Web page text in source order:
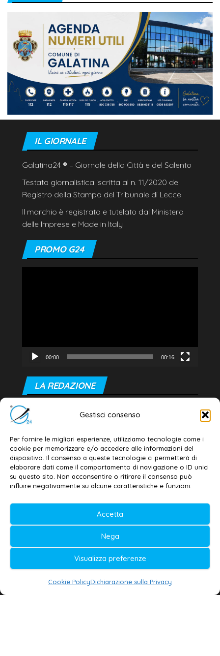
Gestisci consenso
Per fornire le migliori esperienze, utilizziamo tecnologie come i
cookie per memorizzare e/o accedere alle informazioni del
dispositivo. Il consenso a queste tecnologie ci permetterà di
elaborare dati come il comportamento di navigazione o ID unici
su questo sito. Non acconsentire o ritirare il consenso può
influire negativamente su alcune caratteristiche e funzioni.
Accetta
Nega
Visualizza preferenze
Cookie PolicyDichiarazione sulla Privacy
IL GIORNALE
Galatina24 ® – Giornale della Città e del Salento
Testata giornalistica iscritta al n. 11/2020 del
Registro della Stampa del Tribunale di Lecce
Il marchio è registrato e tutelato dal Ministero
delle Imprese e Made in Italy
PROMO G24
00:00 00:16
LA REDAZIONE
Editore e direttore responsabile:
Dott. Daniele G. Masciullo
Email: redazione@galatina24.it
Contatti –Disclaimer
Privacy policy –Cookie policy
Testata iscritta al n. 11/2020 Registro della
Stampa Tribunale di Lecce
Editore e direttore responsabile:
Daniele G. Masciullo